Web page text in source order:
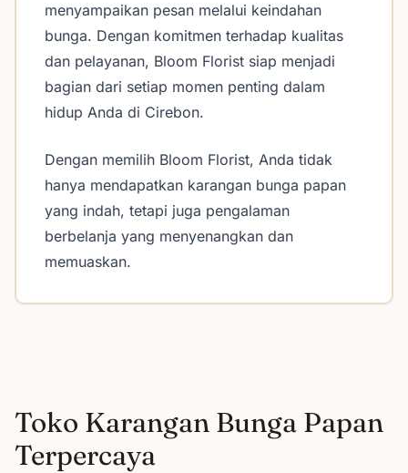
menyampaikan pesan melalui keindahan
bunga. Dengan komitmen terhadap kualitas
dan pelayanan, Bloom Florist siap menjadi
bagian dari setiap momen penting dalam
hidup Anda di Cirebon.
Dengan memilih Bloom Florist, Anda tidak
hanya mendapatkan karangan bunga papan
yang indah, tetapi juga pengalaman
berbelanja yang menyenangkan dan
memuaskan.
Toko Karangan Bunga Papan
Terpercaya